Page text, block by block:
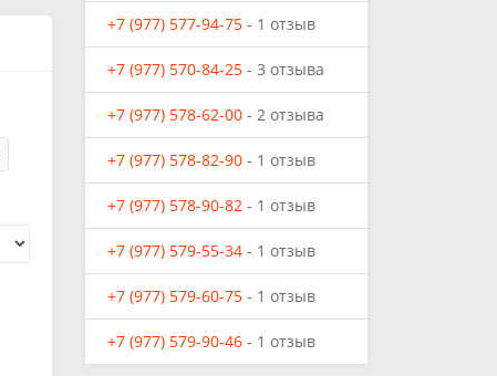
+7 (977) 577-94-75 - 1 отзыв
+7 (977) 570-84-25 - 3 отзыва
+7 (977) 578-62-00 - 2 отзыва
+7 (977) 578-82-90 - 1 отзыв
+7 (977) 578-90-82 - 1 отзыв
+7 (977) 579-55-34 - 1 отзыв
+7 (977) 579-60-75 - 1 отзыв
+7 (977) 579-90-46 - 1 отзыв